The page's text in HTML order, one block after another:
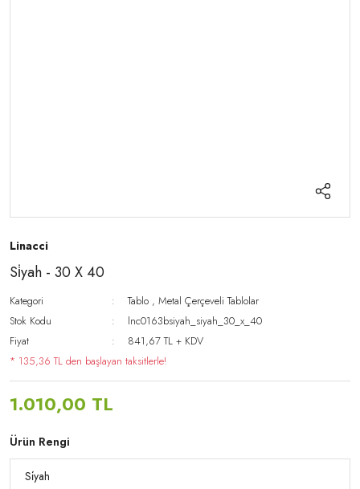
Linacci
Si̇yah - 30 X 40
Kategori Tablo ,Metal Çerçeveli Tablolar
Stok Kodu
lnc0163bsiyah_siyah_30_x_40
Fiyat
841,67 TL + KDV
* 135,36 TL den başlayan taksitlerle!
1.010,00 TL
Ürün Rengi